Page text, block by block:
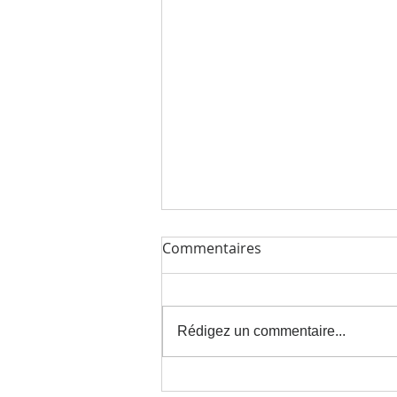
Félicitations à Carole
Commentaires
Rédigez un commentaire...